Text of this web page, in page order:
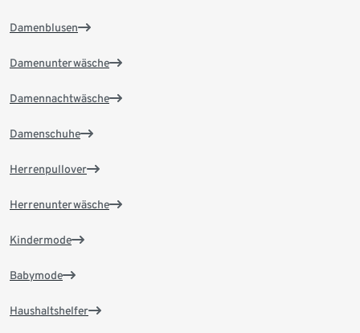
Damenblusen
Damenunterwäsche
Damennachtwäsche
Damenschuhe
Herrenpullover
Herrenunterwäsche
Kindermode
Babymode
Haushaltshelfer